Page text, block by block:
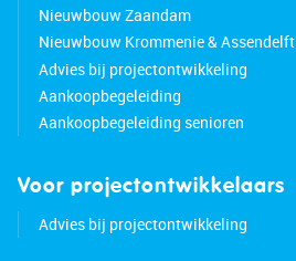
Nieuwbouw Zaandam
Nieuwbouw Krommenie & Assendelft
Advies bij projectontwikkeling
Aankoopbegeleiding
Aankoopbegeleiding senioren
Voor projectontwikkelaars
Advies bij projectontwikkeling